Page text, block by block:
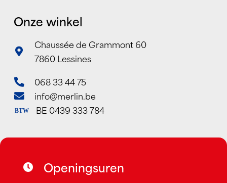
Onze winkel
Chaussée de Grammont 60
7860 Lessines
068 33 44 75
info@merlin.be
BTW BE 0439 333 784
Openingsuren